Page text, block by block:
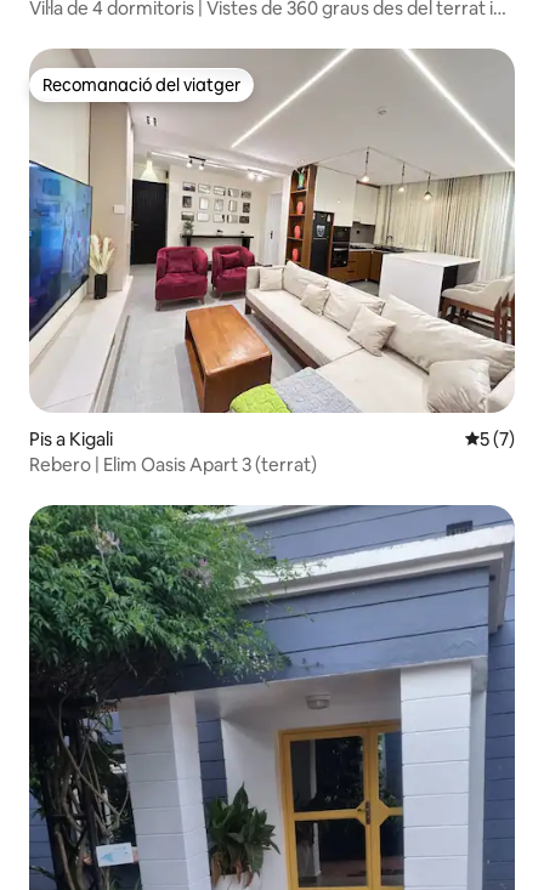
Vil·la de 4 dormitoris | Vistes de 360 graus des del terrat i
Recomanació del viatger
Recomanació del viatger
Pis a Kigali 5 de
5 (7)
Rebero | Elim Oasis Apart 3 (terrat)